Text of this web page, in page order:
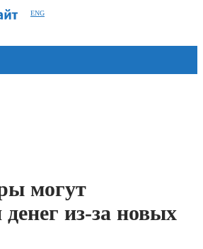
ENG
могут
из-за новых